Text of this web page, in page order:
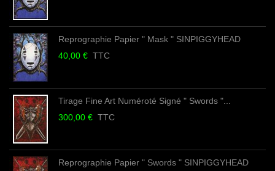
Reprographie Papier " Mask " SINPIGGYHEAD
40,00 € TTC
Tirage Fine Art Numéroté Signé " Swords "...
300,00 € TTC
Reprographie Papier " Swords " SINPIGGYHEAD